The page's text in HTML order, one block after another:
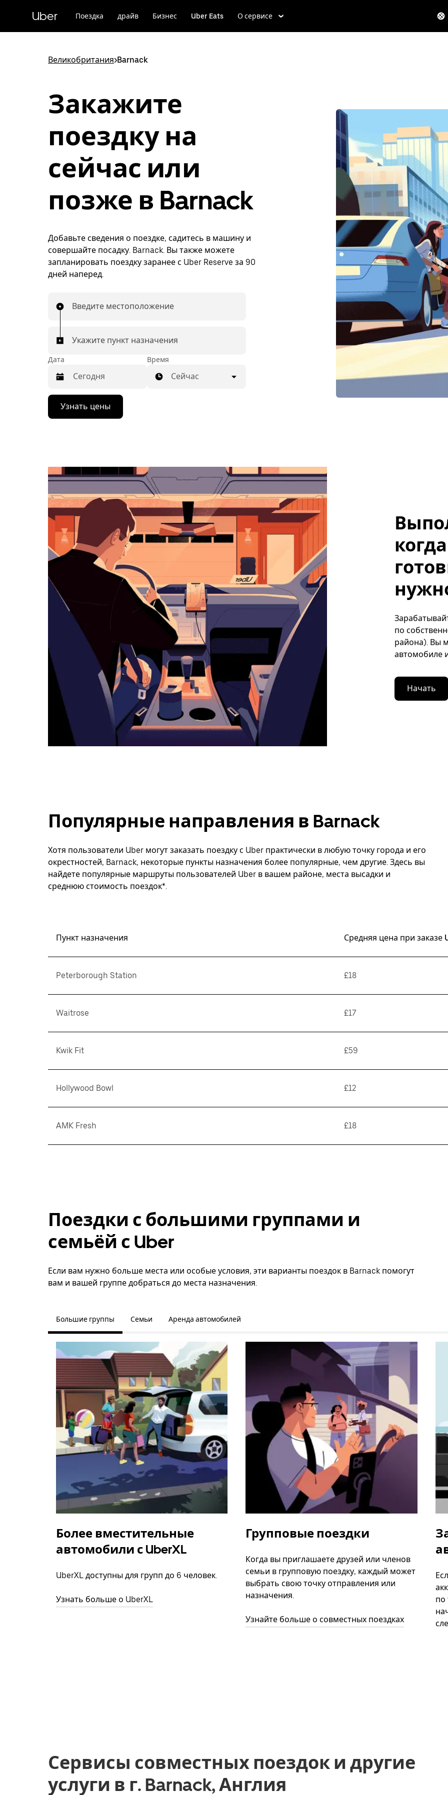
к
Uber Поездка драйв Бизнес Uber Eats О сервисе
Великобритания>Barnack
Закажите
поездку на
сейчас или
позже в Barnack
Добавьте сведения о поездке, садитесь в машину и
совершайте посадку. Barnack. Вы также можете
запланировать поездку заранее с Uber Reserve за 90
дней наперед.
Введите местоположение
Укажите пункт назначения
Дата
Нажмите
стрелку
вниз,
выбрать
дату.
закрыть
календарь,
нажмите
Esc.
Время
Сейчас
Узнать цены
по
района). Вы
автомобиле
Начать
Популярные направления в Barnack
Хотя пользователи Uber могут заказать поездку с Uber практически в любую точку города и его
окрестностей, Barnack, некоторые пункты назначения более популярные, чем другие. Здесь вы
найдете популярные маршруты пользователей Uber в вашем районе, места высадки и
среднюю стоимость поездок*.
Пункт назначения Средняя цена при заказе
Peterborough Station £18
Waitrose £17
Kwik Fit £59
Hollywood Bowl £12
AMK Fresh £18
Поездки с большими группами и
семьёй с Uber
Если вам нужно больше места или особые условия, эти варианты поездок в Barnack помогут
вам и вашей группе добраться до места назначения.
Большие группы Семьи Аренда автомобилей
Более вместительные
автомобили с UberXL
UberXL доступны для групп до 6 человек.
Узнать больше о UberXL
Групповые поездки
Когда вы приглашаете друзей или членов
семьи в групповую поездку, каждый может
выбрать свою точку отправления или
назначения.
Узнайте больше о совместных поездках
по
Сервисы совместных поездок и другие
услуги в г. Barnack, Англия